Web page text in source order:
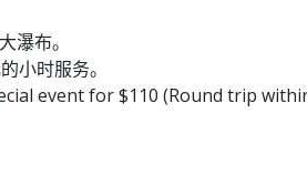
瀑布。
小时服务。
event for $110 (Round trip